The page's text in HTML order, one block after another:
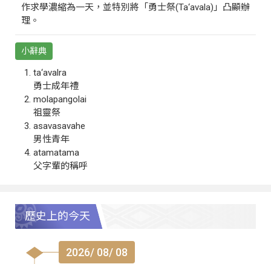
作求學濃縮為一天，並特別將「勇士祭(Ta‘avala)」凸顯辦
理。
小辭典
ta‘avalra
勇士成年禮
molapangolai
祖靈祭
asavasavahe
男性青年
atamatama
父字輩的稱呼
歷史上的今天
2026/ 08/ 08